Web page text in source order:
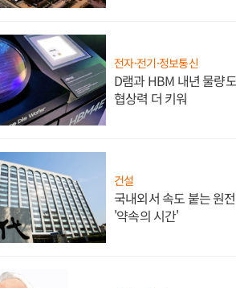
전자·전기·정보통신
D램과 HBM 내년 물량
협상력 더 키워
건설
국내외서 속도 붙는 원
'약속의 시간'